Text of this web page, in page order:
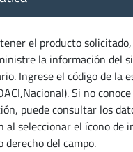
el producto
la información del
Ingrese el código de la
Si no
puede consultar los
al seleccionar el ícono de
derecho del campo.